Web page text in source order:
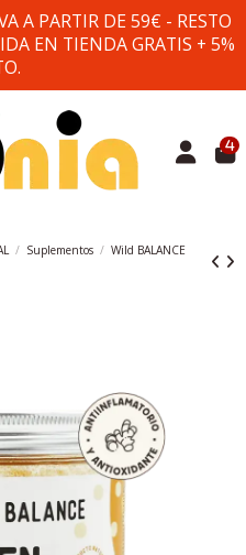
A PARTIR DE 59€ - RESTO
EN TIENDA GRATIS + 5%
4
Suplementos
Wild BALANCE